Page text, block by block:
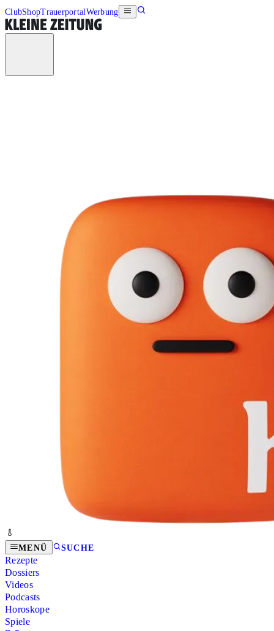
ClubShopTrauerportalWerbung
MENÜ SUCHE
Rezepte
Dossiers
Videos
Podcasts
Horoskope
Spiele